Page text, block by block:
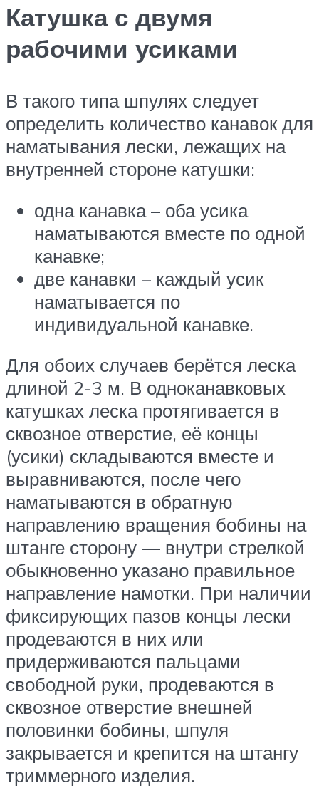
Катушка с двумя
рабочими усиками
В такого типа шпулях следует
определить количество канавок для
наматывания лески, лежащих на
внутренней стороне катушки:
одна канавка – оба усика
наматываются вместе по одной
канавке;
две канавки – каждый усик
наматывается по
индивидуальной канавке.
Для обоих случаев берётся леска
длиной 2-3 м. В одноканавковых
катушках леска протягивается в
сквозное отверстие, её концы
(усики) складываются вместе и
выравниваются, после чего
наматываются в обратную
направлению вращения бобины на
штанге сторону — внутри стрелкой
обыкновенно указано правильное
направление намотки. При наличии
фиксирующих пазов концы лески
продеваются в них или
придерживаются пальцами
свободной руки, продеваются в
сквозное отверстие внешней
половинки бобины, шпуля
закрывается и крепится на штангу
триммерного изделия.